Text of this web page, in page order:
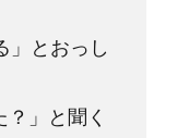
」とおっし
」と聞く